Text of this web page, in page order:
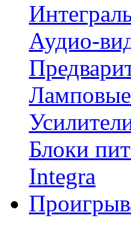
Аудио-
Блоки
Integra